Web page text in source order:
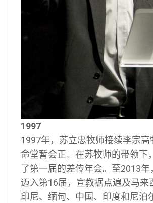
1997
1997年，苏立忠牧师接续李宗高
命堂暂会正。在苏牧师的带领下
了第一届的差传年会。至2013年
迈入第16届，宣教据点遍及马来
印尼、缅甸、中国、印度和尼泊